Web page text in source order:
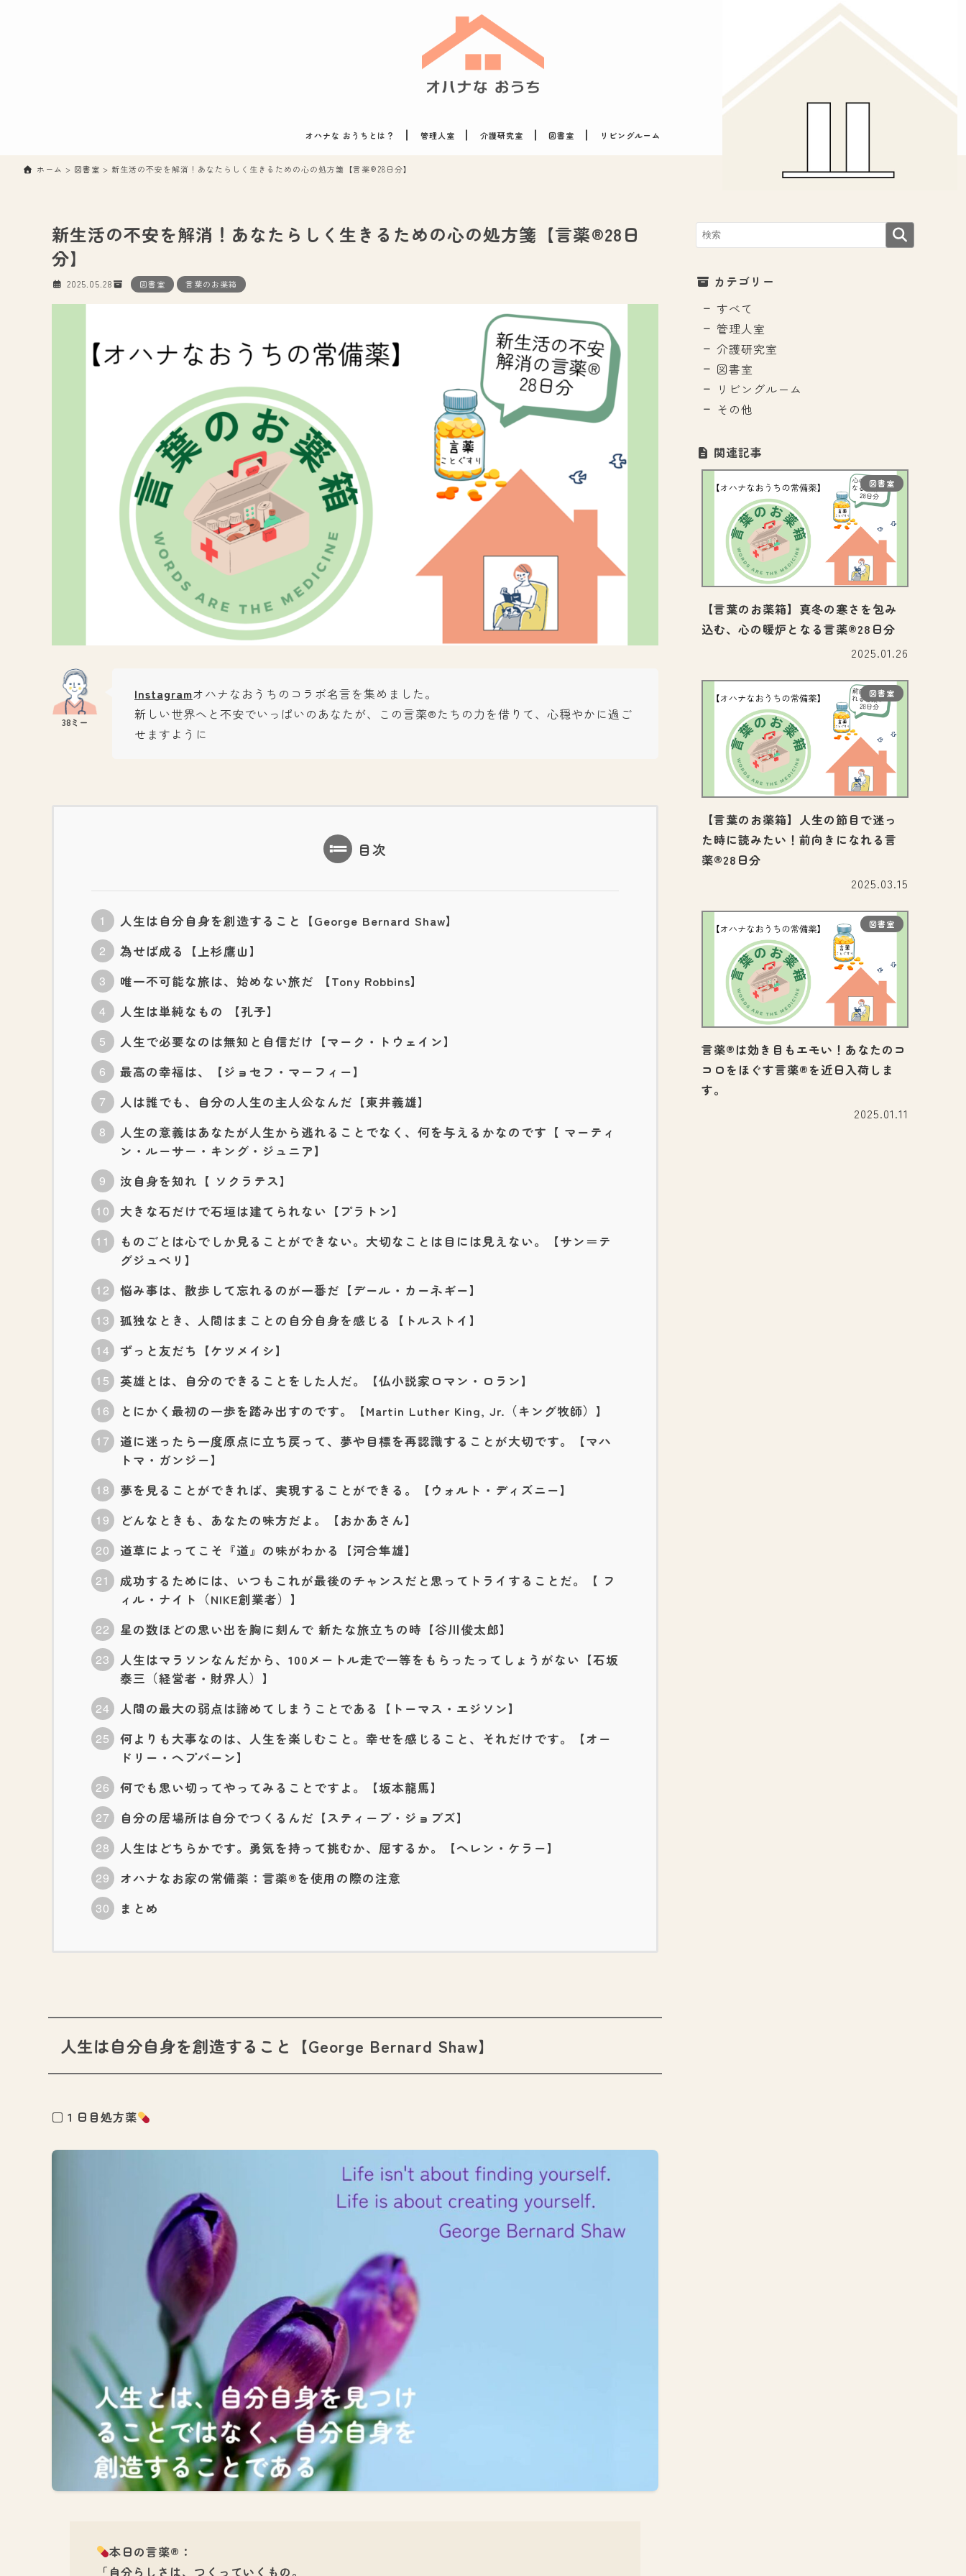
オハナな おうちとは？ 管理人室 介護研究室 図書室 リビングルーム
ホーム > 図書室 > 新生活の不安を解消！あなたらしく生きるための心の処方箋【言薬®28日分】
新生活の不安を解消！あなたらしく生きるための心の処方箋【言薬®28日
分】
2025.05.28 図書室 言葉のお薬箱
Instagramオハナなおうちのコラボ名言を集めました。
新しい世界へと不安でいっぱいのあなたが、この言薬®たちの力を借りて、心穏やかに過ご
せますように
目次
人生は自分自身を創造すること【George Bernard Shaw】
為せば成る【上杉鷹山】
唯一不可能な旅は、始めない旅だ 【Tony Robbins】
人生は単純なもの 【孔子】
人生で必要なのは無知と自信だけ【マーク・トウェイン】
最高の幸福は、【ジョセフ・マーフィー】
人は誰でも、自分の人生の主人公なんだ【東井義雄】
人生の意義はあなたが人生から逃れることでなく、何を与えるかなのです【 マーティ
ン・ルーサー・キング・ジュニア】
汝自身を知れ【 ソクラテス】
大きな石だけで石垣は建てられない【プラトン】
ものごとは心でしか見ることができない。大切なことは目には見えない。【サン＝テ
グジュペリ】
悩み事は、散歩して忘れるのが一番だ【デール・カーネギー】
孤独なとき、人間はまことの自分自身を感じる【トルストイ】
ずっと友だち【ケツメイシ】
英雄とは、自分のできることをした人だ。【仏小説家ロマン・ロラン】
とにかく最初の一歩を踏み出すのです。【Martin Luther King, Jr.（キング牧師）】
道に迷ったら一度原点に立ち戻って、夢や目標を再認識することが大切です。【マハ
トマ・ガンジー】
夢を見ることができれば、実現することができる。【ウォルト・ディズニー】
どんなときも、あなたの味方だよ。【おかあさん】
道草によってこそ『道』の味がわかる【河合隼雄】
成功するためには、いつもこれが最後のチャンスだと思ってトライすることだ。【 フ
ィル・ナイト（NIKE創業者）】
星の数ほどの思い出を胸に刻んで 新たな旅立ちの時【谷川俊太郎】
人生はマラソンなんだから、100メートル走で一等をもらったってしょうがない【石坂
泰三（経営者・財界人）】
人間の最大の弱点は諦めてしまうことである【トーマス・エジソン】
何よりも大事なのは、人生を楽しむこと。幸せを感じること、それだけです。【オー
ドリー・ヘプバーン】
何でも思い切ってやってみることですよ。【坂本龍馬】
自分の居場所は自分でつくるんだ【スティーブ・ジョブズ】
人生はどちらかです。勇気を持って挑むか、屈するか。【ヘレン・ケラー】
オハナなお家の常備薬：言薬®を使用の際の注意
まとめ
人生は自分自身を創造すること【George Bernard Shaw】
□１日目処方薬
本日の言薬®：
「自分らしさは、つくっていくもの。
カテゴリー
すべて
管理人室
介護研究室
図書室
リビングルーム
その他
関連記事
図書室
【言葉のお薬箱】真冬の寒さを包み
込む、心の暖炉となる言薬®28日分
2025.01.26
図書室
【言葉のお薬箱】人生の節目で迷っ
た時に読みたい！前向きになれる言
薬®28日分
2025.03.15
図書室
言薬®は効き目もエモい！あなたのコ
コロをほぐす言薬®を近日入荷しま
す。
2025.01.11